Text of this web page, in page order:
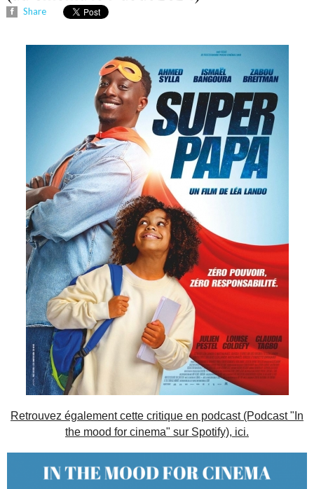
Share
Retrouvez également cette critique en podcast (Podcast "In
the mood for cinema" sur Spotify), ici.